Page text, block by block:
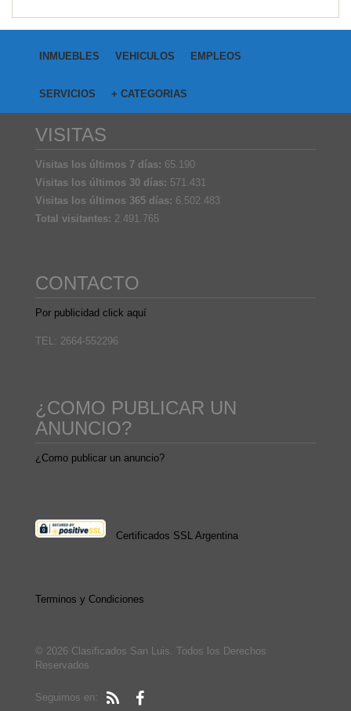
INMUEBLES VEHICULOS EMPLEOS
SERVICIOS + CATEGORIAS
VISITAS
Visitas los últimos 7 días: 65.190
Visitas los últimos 30 días: 571.431
Visitas los últimos 365 días: 6.502.483
Total visitantes: 2.491.765
CONTACTO
Por publicidad click aquí
TEL: 2664-552296
¿COMO PUBLICAR UN
ANUNCIO?
¿Como publicar un anuncio?
Certificados SSL Argentina
Terminos y Condiciones
© 2026 Clasificados San Luis. Todos los Derechos
Reservados
Seguimos en: